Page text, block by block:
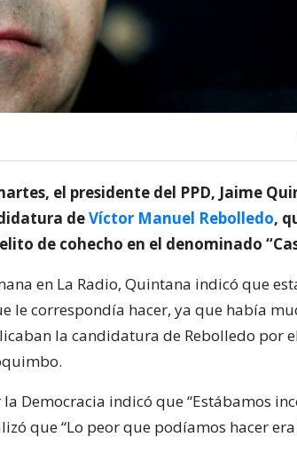
el presidente del PPD, Jaime
deVíctor Manuel Rebolledo,
de cohecho en el denominado
en La Radio, Quintana indicó que
le correspondía hacer, ya que había
la candidatura de Rebolledo por
Democracia indicó que “Estábamos
que “Lo peor que podíamos hacer